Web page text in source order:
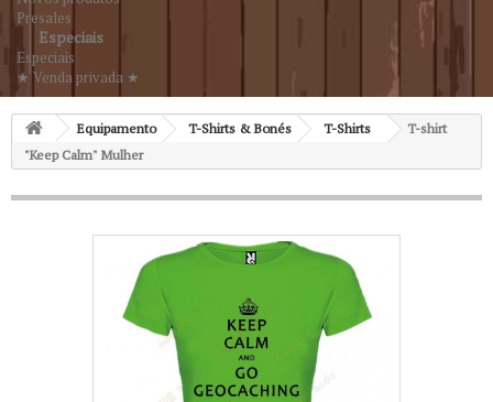
Presales
Especiais
Especiais
★ Venda privada ★
Equipamento T-Shirts & Bonés T-Shirts
T-shirt
"Keep Calm" Mulher